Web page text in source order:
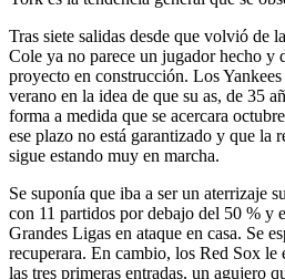
Tras siete salidas desde que volvió de
Cole ya no parece un jugador hecho y
proyecto en construcción. Los Yankees
verano en la idea de que su as, de 35
forma a medida que se acercara
ese plazo no está garantizado y que la
sigue estando muy en marcha.
Se suponía que iba a ser un aterrizaje
con 11 partidos por debajo del 50 % y
Grandes Ligas en ataque en casa. Se
recuperara. En cambio, los Red Sox le
las tres primeras entradas, un agujero